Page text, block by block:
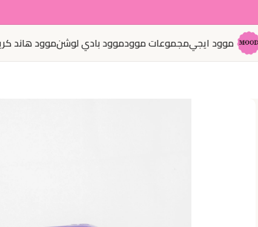
موود ايجيمجموعات موودموود بادي لوشنموود هاند